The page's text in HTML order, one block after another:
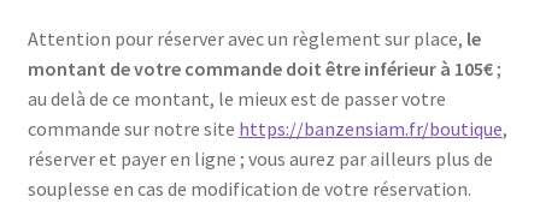
ZEN SIAM
Mentions légales
le
menu
Mon compte
Attention pour réserver avec un règlement sur place, le
montant de votre commande doit être inférieur à 105€;
au delà de ce montant, le mieux est de passer votre
commande sur notre site https://banzensiam.fr/boutique,
réserver et payer en ligne ; vous aurez par ailleurs plus de
souplesse en cas de modification de votre réservation.